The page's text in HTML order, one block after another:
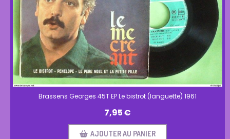
Brassens Georges 45T EP Le bistrot (languette) 1961
7,95€
AJOUTER AU PANIER